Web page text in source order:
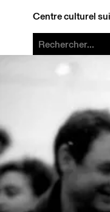
Centre culturel